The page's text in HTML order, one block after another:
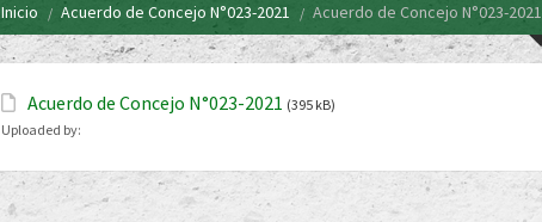
Inicio Acuerdo de Concejo N°023-2021 Acuerdo de Concejo N°023-2021
Acuerdo de Concejo N°023-2021 (395 kB)
Uploaded by: